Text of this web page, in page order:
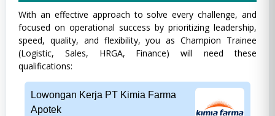
With an effective approach to solve every challenge, and
focused on operational success by prioritizing leadership,
speed, quality, and flexibility, you as Champion Trainee
(Logistic, Sales, HRGA, Finance) will need these
qualifications:
Lowongan Kerja PT Kimia Farma
Apotek